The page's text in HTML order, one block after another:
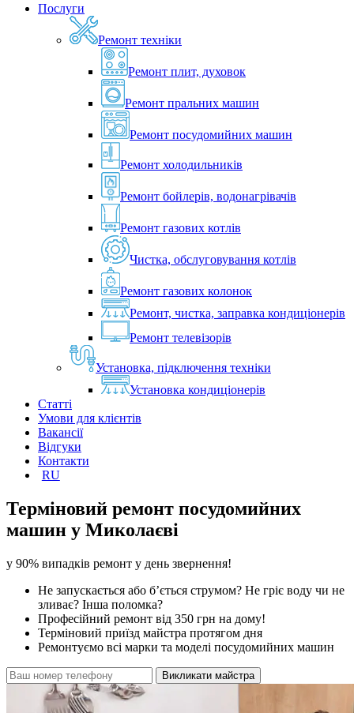
Послуги
Ремонт техніки
Ремонт плит, духовок
Ремонт пральних машин
Ремонт посудомийних машин
Ремонт холодильників
Ремонт бойлерів, водонагрівачів
Ремонт газових котлів
Чистка, обслуговування котлів
Ремонт газових колонок
Ремонт, чистка, заправка кондиціонерів
Ремонт телевізорів
Установка, підключення техніки
Установка кондиціонерів
Статті
Умови для клієнтів
Вакансії
Відгуки
Контакти
RU
Терміновий ремонт посудомийних
машин у Миколаєві
у 90% випадків ремонт у день звернення!
Не запускається або б’ється струмом? Не гріє воду чи не
зливає? Інша поломка?
Професійний ремонт від 350 грн на дому!
Терміновий приїзд майстра протягом дня
Ремонтуємо всі марки та моделі посудомийних машин
Викликати майстра